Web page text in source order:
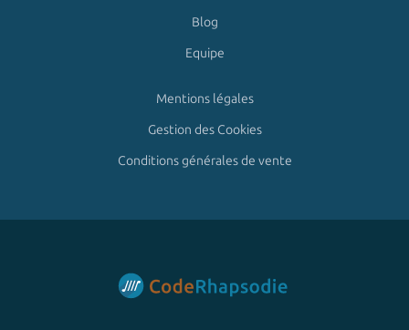
Blog
Equipe
Mentions légales
Gestion des Cookies
Conditions générales de vente